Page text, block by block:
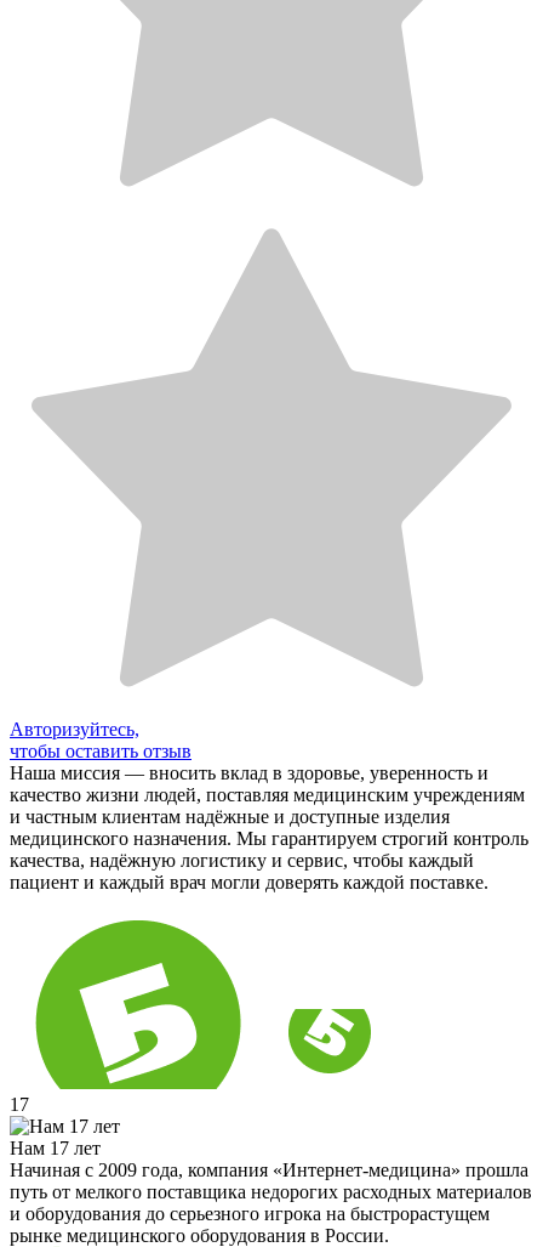
Авторизуйтесь,
чтобы оставить отзыв
Наша миссия — вносить вклад в здоровье, уверенность и
качество жизни людей, поставляя медицинским учреждениям
и частным клиентам надёжные и доступные изделия
медицинского назначения. Мы гарантируем строгий контроль
качества, надёжную логистику и сервис, чтобы каждый
пациент и каждый врач могли доверять каждой поставке.
17
Нам 17 лет
Начиная с 2009 года, компания «Интернет-медицина» прошла
путь от мелкого поставщика недорогих расходных материалов
и оборудования до серьезного игрока на быстрорастущем
рынке медицинского оборудования в России.